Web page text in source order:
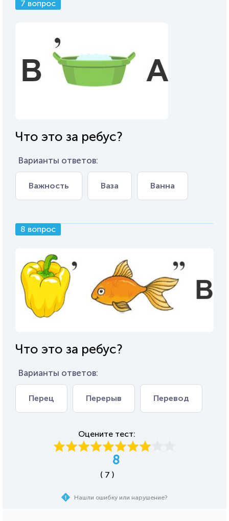
7 вопрос
Что это за ребус?
Варианты ответов:
Важность Ваза Ванна
8 вопрос
Что это за ребус?
Варианты ответов:
Перец Перерыв Перевод
Оцените тест:
8
( 7 )
Нашли ошибку или нарушение?